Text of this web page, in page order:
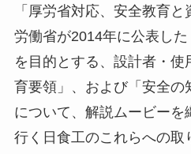
「厚労省対応、安全教育
労働省が2014年に公表した
を目的とする、設計者・使
育要領」、および「安全の
について、解説ムービーを
行く日食工のこれらへの取